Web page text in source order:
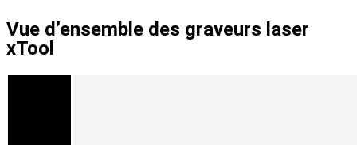
Vue d’ensemble des graveurs laser
xTool